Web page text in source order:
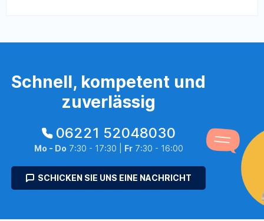
Schnell, kompetent und
zuverlässig
06221 52048030
Mo - Do 7:30 - 17:30 | Fr7:30 - 16:00
SCHICKEN SIE UNS EINE NACHRICHT